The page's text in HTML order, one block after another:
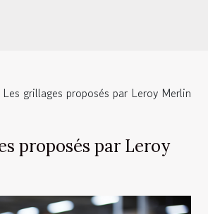
Les grillages proposés par Leroy Merlin
proposés par Leroy